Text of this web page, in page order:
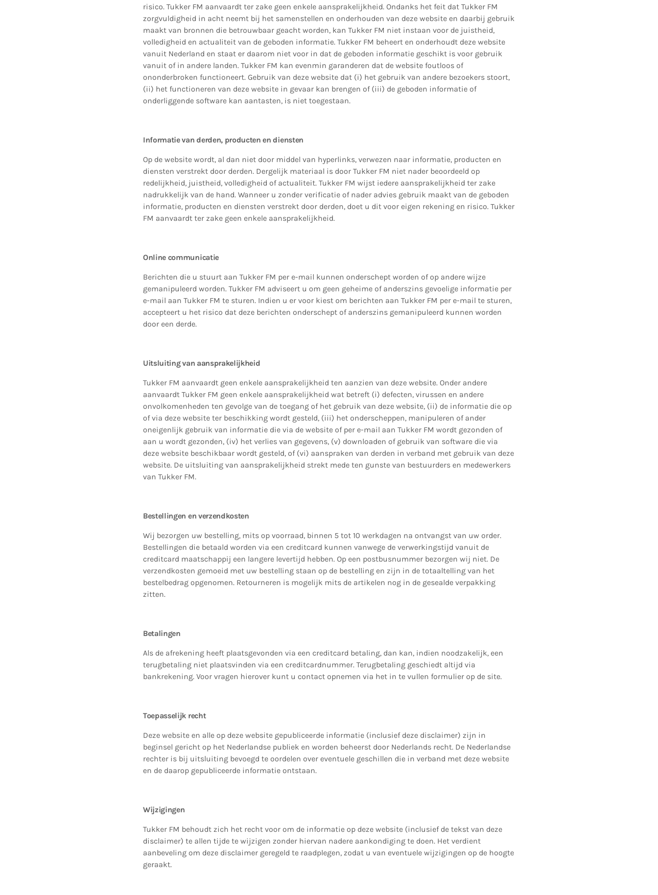
risico. Tukker FM aanvaardt ter zake geen enkele aansprakelijkheid. Ondanks het feit dat Tukker FM
zorgvuldigheid in acht neemt bij het samenstellen en onderhouden van deze website en daarbij gebruik
maakt van bronnen die betrouwbaar geacht worden, kan Tukker FM niet instaan voor de juistheid,
volledigheid en actualiteit van de geboden informatie. Tukker FM beheert en onderhoudt deze website
vanuit Nederland en staat er daarom niet voor in dat de geboden informatie geschikt is voor gebruik
vanuit of in andere landen. Tukker FM kan evenmin garanderen dat de website foutloos of
ononderbroken functioneert. Gebruik van deze website dat (i) het gebruik van andere bezoekers stoort,
(ii) het functioneren van deze website in gevaar kan brengen of (iii) de geboden informatie of
onderliggende software kan aantasten, is niet toegestaan.
Informatie van derden, producten en diensten
Op de website wordt, al dan niet door middel van hyperlinks, verwezen naar informatie, producten en
diensten verstrekt door derden. Dergelijk materiaal is door Tukker FM niet nader beoordeeld op
redelijkheid, juistheid, volledigheid of actualiteit. Tukker FM wijst iedere aansprakelijkheid ter zake
nadrukkelijk van de hand. Wanneer u zonder verificatie of nader advies gebruik maakt van de geboden
informatie, producten en diensten verstrekt door derden, doet u dit voor eigen rekening en risico. Tukker
FM aanvaardt ter zake geen enkele aansprakelijkheid.
Online communicatie
Berichten die u stuurt aan Tukker FM per e-mail kunnen onderschept worden of op andere wijze
gemanipuleerd worden. Tukker FM adviseert u om geen geheime of anderszins gevoelige informatie per
e-mail aan Tukker FM te sturen. Indien u er voor kiest om berichten aan Tukker FM per e-mail te sturen,
accepteert u het risico dat deze berichten onderschept of anderszins gemanipuleerd kunnen worden
door een derde.
Uitsluiting van aansprakelijkheid
Tukker FM aanvaardt geen enkele aansprakelijkheid ten aanzien van deze website. Onder andere
aanvaardt Tukker FM geen enkele aansprakelijkheid wat betreft (i) defecten, virussen en andere
onvolkomenheden ten gevolge van de toegang of het gebruik van deze website, (ii) de informatie die op
of via deze website ter beschikking wordt gesteld, (iii) het onderscheppen, manipuleren of ander
oneigenlijk gebruik van informatie die via de website of per e-mail aan Tukker FM wordt gezonden of
aan u wordt gezonden, (iv) het verlies van gegevens, (v) downloaden of gebruik van software die via
deze website beschikbaar wordt gesteld, of (vi) aanspraken van derden in verband met gebruik van deze
website. De uitsluiting van aansprakelijkheid strekt mede ten gunste van bestuurders en medewerkers
van Tukker FM.
Bestellingen en verzendkosten
Wij bezorgen uw bestelling, mits op voorraad, binnen 5 tot 10 werkdagen na ontvangst van uw order.
Bestellingen die betaald worden via een creditcard kunnen vanwege de verwerkingstijd vanuit de
creditcard maatschappij een langere levertijd hebben. Op een postbusnummer bezorgen wij niet. De
verzendkosten gemoeid met uw bestelling staan op de bestelling en zijn in de totaaltelling van het
bestelbedrag opgenomen. Retourneren is mogelijk mits de artikelen nog in de gesealde verpakking
zitten.
Betalingen
Als de afrekening heeft plaatsgevonden via een creditcard betaling, dan kan, indien noodzakelijk, een
terugbetaling niet plaatsvinden via een creditcardnummer. Terugbetaling geschiedt altijd via
bankrekening. Voor vragen hierover kunt u contact opnemen via het in te vullen formulier op de site.
Toepasselijk recht
Deze website en alle op deze website gepubliceerde informatie (inclusief deze disclaimer) zijn in
beginsel gericht op het Nederlandse publiek en worden beheerst door Nederlands recht. De Nederlandse
rechter is bij uitsluiting bevoegd te oordelen over eventuele geschillen die in verband met deze website
en de daarop gepubliceerde informatie ontstaan.
Wijzigingen
Tukker FM behoudt zich het recht voor om de informatie op deze website (inclusief de tekst van deze
disclaimer) te allen tijde te wijzigen zonder hiervan nadere aankondiging te doen. Het verdient
aanbeveling om deze disclaimer geregeld te raadplegen, zodat u van eventuele wijzigingen op de hoogte
geraakt.